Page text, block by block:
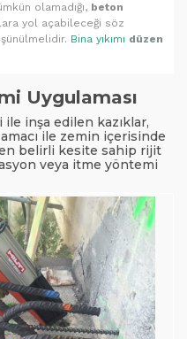
olamadığı, beton
yol açabileceği söz
Bina yıkımı düzen
Uygulaması
inşa edilen kazıklar,
ile zemin içerisinde
belirli kesite sahip rijit
veya itme yöntemi